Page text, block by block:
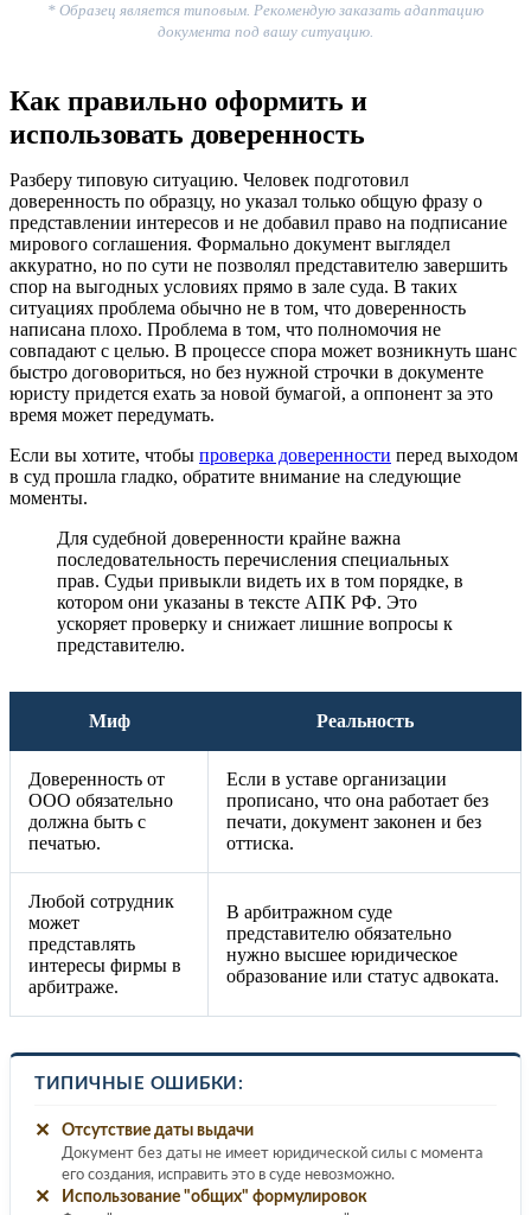
* Образец является типовым. Рекомендую заказать адаптацию
документа под вашу ситуацию.
Как правильно оформить и
использовать доверенность
Разберу типовую ситуацию. Человек подготовил
доверенность по образцу, но указал только общую фразу о
представлении интересов и не добавил право на подписание
мирового соглашения. Формально документ выглядел
аккуратно, но по сути не позволял представителю завершить
спор на выгодных условиях прямо в зале суда. В таких
ситуациях проблема обычно не в том, что доверенность
написана плохо. Проблема в том, что полномочия не
совпадают с целью. В процессе спора может возникнуть шанс
быстро договориться, но без нужной строчки в документе
юристу придется ехать за новой бумагой, а оппонент за это
время может передумать.
Если вы хотите, чтобы проверка доверенности перед выходом
в суд прошла гладко, обратите внимание на следующие
моменты.
Для судебной доверенности крайне важна
последовательность перечисления специальных
прав. Судьи привыкли видеть их в том порядке, в
котором они указаны в тексте АПК РФ. Это
ускоряет проверку и снижает лишние вопросы к
представителю.
Миф Реальность
Доверенность от
ООО обязательно
должна быть с
печатью.
Если в уставе организации
прописано, что она работает без
печати, документ законен и без
оттиска.
Любой сотрудник
может
представлять
интересы фирмы в
арбитраже.
В арбитражном суде
представителю обязательно
нужно высшее юридическое
образование или статус адвоката.
ТИПИЧНЫЕ ОШИБКИ:
✕ Отсутствие даты выдачи
Документ без даты не имеет юридической силы с момента
его создания, исправить это в суде невозможно.
✕ Использование "общих" формулировок